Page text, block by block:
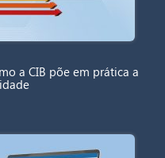
a CIB põe em prática a